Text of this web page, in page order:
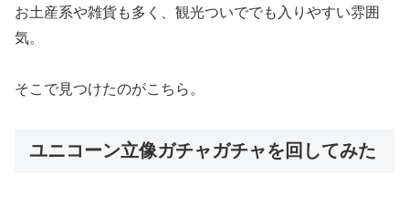
お土産系や雑貨も多く、観光ついででも入りやすい雰囲
気。
そこで見つけたのがこちら。
ユニコーン立像ガチャガチャを回してみた